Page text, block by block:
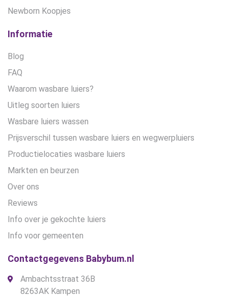
Newborn Koopjes
Informatie
Blog
FAQ
Waarom wasbare luiers?
Uitleg soorten luiers
Wasbare luiers wassen
Prijsverschil tussen wasbare luiers en wegwerpluiers
Productielocaties wasbare luiers
Markten en beurzen
Over ons
Reviews
Info over je gekochte luiers
Info voor gemeenten
Contactgegevens Babybum.nl
Ambachtsstraat 36B
8263AK Kampen